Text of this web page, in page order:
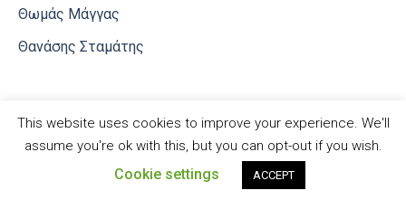
Θωμάς Μάγγας
Θανάσης Σταμάτης
Ldrive©
This website uses cookies to improve your experience. We'll
assume you're ok with this, but you can opt-out if you wish.
Cookie settings ACCEPT